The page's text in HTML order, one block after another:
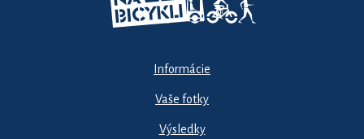
Informácie
Vaše fotky
Výsledky